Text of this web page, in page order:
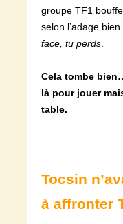
groupe TF1
selon l’adage
face, tu perds
Cela tombe
là pour jouer
table.
Tocsin
à affronter